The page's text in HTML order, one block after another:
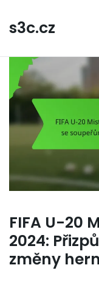
content
s3c.cz
FIFA U-20
2024:
změny